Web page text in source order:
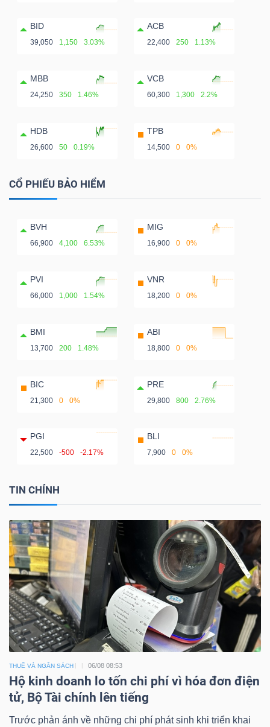
BID
39,050 1,150 3.03%
ACB
22,400 250 1.13%
MBB
24,250 350 1.46%
VCB
60,300 1,300 2.2%
HDB
26,600 50 0.19%
TPB
14,500 0 0%
CỔ PHIẾU BẢO HIỂM
BVH
66,900 4,100 6.53%
MIG
16,900 0 0%
PVI
66,000 1,000 1.54%
VNR
18,200 0 0%
BMI
13,700 200 1.48%
ABI
18,800 0 0%
BIC
21,300 0 0%
PRE
29,800 800 2.76%
PGI
22,500 -500 -2.17%
BLI
7,900 0 0%
TIN CHÍNH
THUẾ VÀ NGÂN SÁCH 06/08 08:53
Hộ kinh doanh lo tốn chi phí vì hóa đơn điện
tử, Bộ Tài chính lên tiếng
Trước phản ánh về những chi phí phát sinh khi triển khai